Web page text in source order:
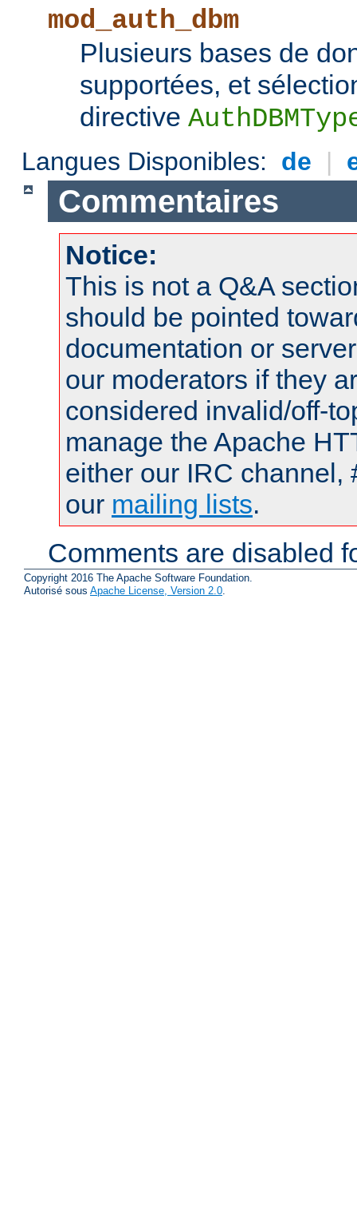
mod_auth_dbm
Plusieurs bases de
supportées, et
directive
Langues Disponibles: de |
Commentaires
Notice:
This is not a Q&A
should be pointed
documentation or
our moderators if they
considered invalid/off-
manage the Apache
either our IRC channel,
our mailing lists.
Comments are disabled
Copyright 2016 The Apache Software Foundation.
Autorisé sous Apache License, Version 2.0